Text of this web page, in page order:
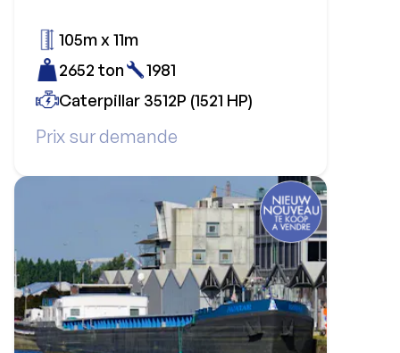
Prix sur demande
105m x 11m
2652 ton
1981
Caterpillar 3512P (1521 HP)